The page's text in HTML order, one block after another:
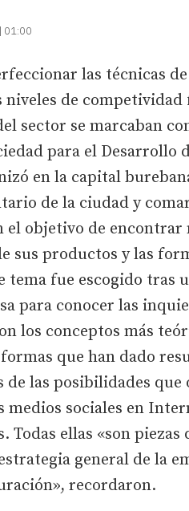
01:00
las técnicas
de competividad
sector se marcaban
para el Desarrollo
en la capital
de la ciudad y
objetivo de encontrar
sus productos y las
fue escogido tras
para conocer las
los conceptos más
que han dado
las posibilidades que
sociales en
Todas ellas «son piezas
general de la
recordaron.